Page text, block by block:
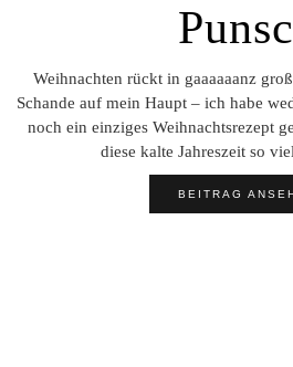
Weihnachten rückt in gaaaaaanz
Schande auf mein Haupt – ich habe
noch ein einziges Weihnachtsrezept
diese kalte Jahreszeit so
BEITRAG